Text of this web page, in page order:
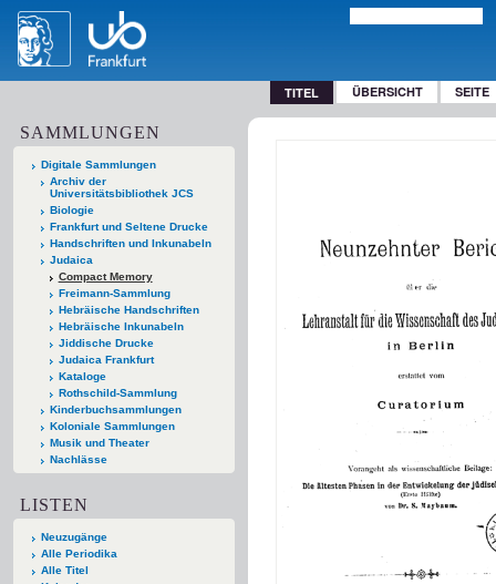
TITEL ÜBERSICHT SEITE
SAMMLUNGEN
Digitale Sammlungen
Archiv der
Universitätsbibliothek JCS
Biologie
Frankfurt und Seltene Drucke
Handschriften und Inkunabeln
Judaica
Compact Memory
Freimann-Sammlung
Hebräische Handschriften
Hebräische Inkunabeln
Jiddische Drucke
Judaica Frankfurt
Kataloge
Rothschild-Sammlung
Kinderbuchsammlungen
Koloniale Sammlungen
Musik und Theater
Nachlässe
LISTEN
Neuzugänge
Alle Periodika
Alle Titel